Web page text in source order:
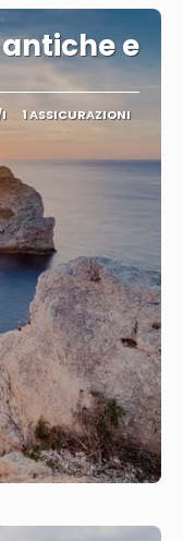
e
I 1 ASSICURAZIONI